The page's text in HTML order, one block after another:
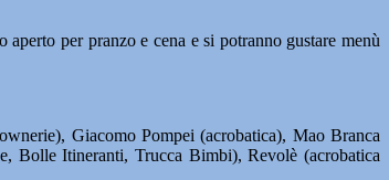
per pranzo e cena e si potranno gustare menù
Giacomo Pompei (acrobatica), Mao Branca
Bolle Itineranti, Trucca Bimbi), Revolè (acrobatica